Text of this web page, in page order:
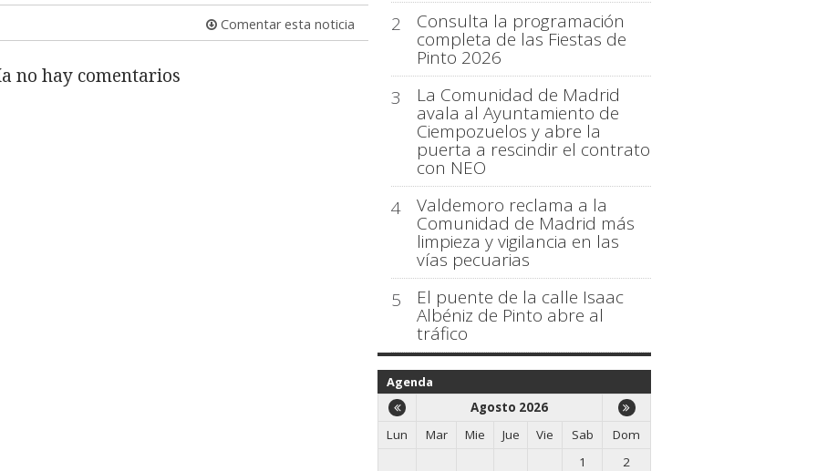
Comentar esta noticia
no hay comentarios
2
Consulta la programación
completa de las Fiestas de
Pinto 2026
3
La Comunidad de Madrid
avala al Ayuntamiento de
Ciempozuelos y abre la
puerta a rescindir el contrato
con NEO
4
Valdemoro reclama a la
Comunidad de Madrid más
limpieza y vigilancia en las
vías pecuarias
5
El puente de la calle Isaac
Albéniz de Pinto abre al
tráfico
Agenda
Agosto 2026
Lun
Mar Mie Jue Vie Sab
Dom
1
2